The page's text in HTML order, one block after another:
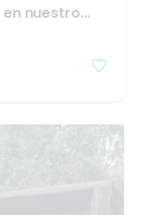
en nuestro